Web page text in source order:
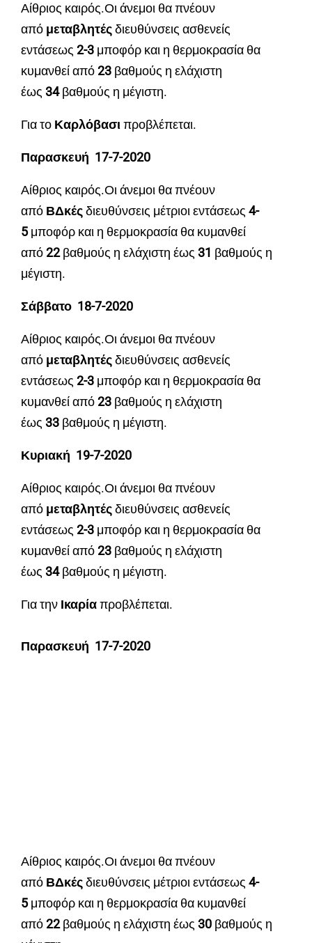
Αίθριος καιρός.Οι άνεμοι θα πνέουν
από μεταβλητέςδιευθύνσεις ασθενείς
εντάσεως 2-3 μποφόρ και η θερμοκρασία θα
κυμανθεί από23 βαθμούς η ελάχιστη
έως 34βαθμούς η μέγιστη.
Για το Καρλόβασιπροβλέπεται.
Παρασκευή 17-7-2020
Αίθριος καιρός.Οι άνεμοι θα πνέουν
από ΒΔκέςδιευθύνσεις μέτριοι εντάσεως 4-
5μποφόρ και η θερμοκρασία θα κυμανθεί
από22βαθμούς η ελάχιστη έως 31 βαθμούς η
μέγιστη.
Σάββατο 18-7-2020
Αίθριος καιρός.Οι άνεμοι θα πνέουν
από μεταβλητέςδιευθύνσεις ασθενείς
εντάσεως 2-3 μποφόρ και η θερμοκρασία θα
κυμανθεί από23 βαθμούς η ελάχιστη
έως 33 βαθμούς η μέγιστη.
Κυριακή 19-7-2020
Αίθριος καιρός.Οι άνεμοι θα πνέουν
από μεταβλητέςδιευθύνσεις ασθενείς
εντάσεως 2-3 μποφόρ και η θερμοκρασία θα
κυμανθεί από23 βαθμούς η ελάχιστη
έως 34βαθμούς η μέγιστη.
Για την Ικαρίαπροβλέπεται.
Παρασκευή 17-7-2020
Αίθριος καιρός.Οι άνεμοι θα πνέουν
από ΒΔκέςδιευθύνσεις μέτριοι εντάσεως 4-
5μποφόρ και η θερμοκρασία θα κυμανθεί
από22βαθμούς η ελάχιστη έως 30 βαθμούς η